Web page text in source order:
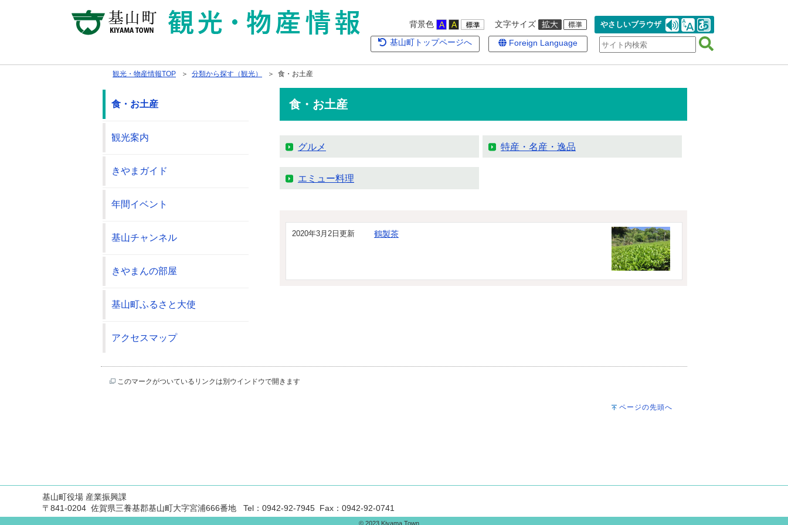
背景色 文字サイズ やさしいブラウザ
基山町トップページへ Foreign Language
観光・物産情報TOP ＞ 分類から探す（観光） ＞ 食・お土産
食・お土産
グルメ 特産・名産・逸品
エミュー料理
2020年3月2日更新 鶴製茶
食・お土産
観光案内
きやまガイド
年間イベント
基山チャンネル
きやまんの部屋
基山町ふるさと大使
アクセスマップ
このマークがついているリンクは別ウインドウで開きます
ページの先頭へ
基山町役場 産業振興課
〒841-0204 佐賀県三養基郡基山町大字宮浦666番地 Tel：0942-92-7945 Fax：0942-92-0741
© 2023 Kiyama Town.